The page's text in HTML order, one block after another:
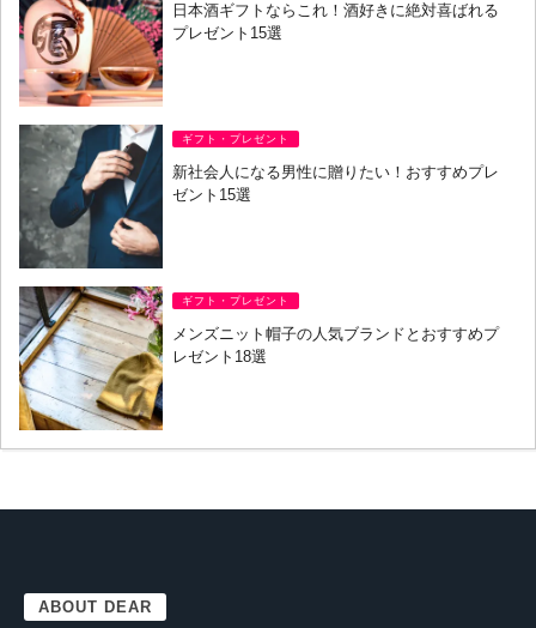
日本酒ギフトならこれ！酒好きに絶対喜ばれる
プレゼント15選
ギフト・プレゼント
新社会人になる男性に贈りたい！おすすめプレ
ゼント15選
ギフト・プレゼント
メンズニット帽子の人気ブランドとおすすめプ
レゼント18選
ABOUT DEAR